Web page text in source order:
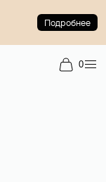
Подробнее
0